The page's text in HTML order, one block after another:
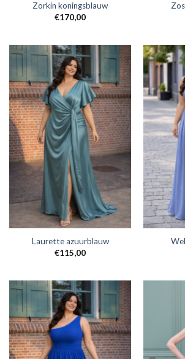
Zorkin koningsblauw
€170,00
Laurette azuurblauw
€115,00